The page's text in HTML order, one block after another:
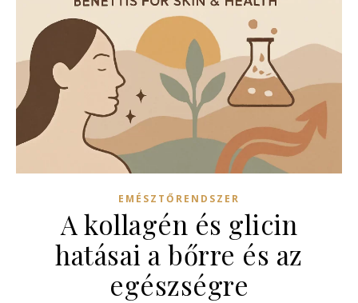
EMÉSZTŐRENDSZER
A kollagén és glicin
hatásai a bőrre és az
egészségre